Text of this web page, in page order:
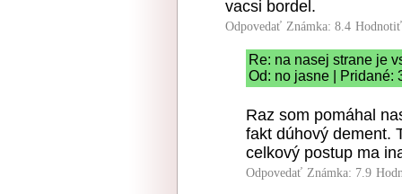
vacsi bordel.
Odpovedať Známka: 8.4
Re: na nasej strane je
Od: no jasne | Pridané:
Raz som pomáhal
fakt dúhový dement.
celkový postup ma
Odpovedať Známka: 7.9